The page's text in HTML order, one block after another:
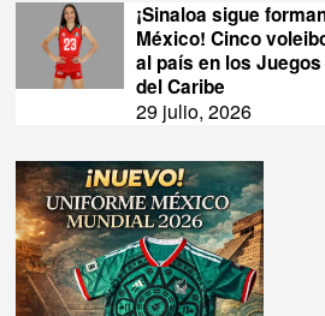
¡Sinaloa sigue
México! Cinco
al país en los
del Caribe
29 julio, 2026